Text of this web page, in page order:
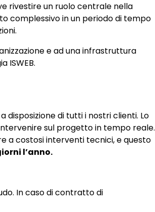
rivestire un ruolo centrale nella
complessivo in un periodo di tempo
e ad una infrastruttura
ISWEB.
disposizione di tutti i nostri clienti. Lo
sul progetto in tempo reale.
a costosi interventi tecnici, e questo
l’anno.
In caso di contratto di